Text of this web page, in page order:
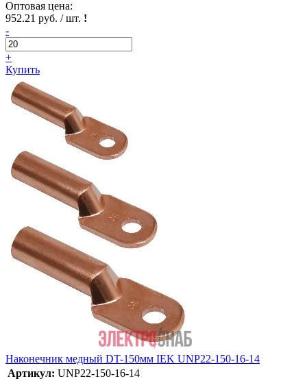
Оптовая цена:
952.21 руб. / шт. !
-
+
Купить
Наконечник медный DT-150мм IEK UNP22-150-16-14
Артикул: UNP22-150-16-14